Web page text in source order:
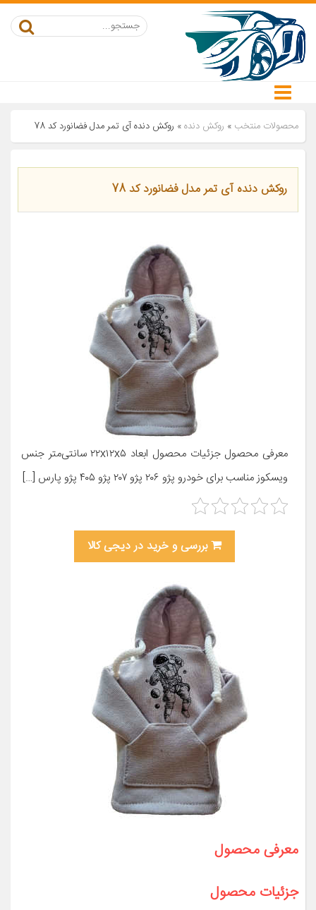
محصولات منتخب » روکش دنده» روکش دنده آی تمر مدل فضانورد کد 78
روکش دنده آی تمر مدل فضانورد کد 78
معرفی محصول جزئیات محصول ابعاد ۲۲x۱۲x۵ سانتی‌متر جنس
ویسکوز مناسب برای خودرو پژو ۲۰۶ پژو ۲۰۷ پژو ۴۰۵ پژو پارس […]
بررسی و خرید در دیجی کالا
معرفی محصول
جزئیات محصول